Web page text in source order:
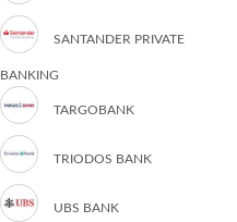
SANTANDER PRIVATE
BANKING
TARGOBANK
TRIODOS BANK
UBS BANK